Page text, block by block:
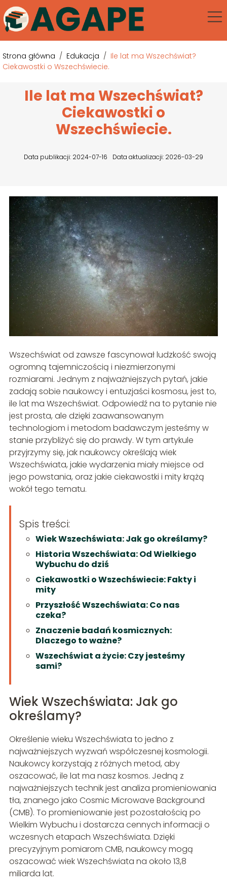
Strona główna / Edukacja / Ile lat ma Wszechświat?
Ciekawostki o Wszechświecie.
Ile lat ma Wszechświat?
Ciekawostki o
Wszechświecie.
Data publikacji: 2024-07-16 Data aktualizacji: 2026-03-29
Wszechświat od zawsze fascynował ludzkość swoją
ogromną tajemniczością i niezmierzonymi
rozmiarami. Jednym z najważniejszych pytań, jakie
zadają sobie naukowcy i entuzjaści kosmosu, jest to,
ile lat ma Wszechświat. Odpowiedź na to pytanie nie
jest prosta, ale dzięki zaawansowanym
technologiom i metodom badawczym jesteśmy w
stanie przybliżyć się do prawdy. W tym artykule
przyjrzymy się, jak naukowcy określają wiek
Wszechświata, jakie wydarzenia miały miejsce od
jego powstania, oraz jakie ciekawostki i mity krążą
wokół tego tematu.
Spis treści:
Wiek Wszechświata: Jak go określamy?
Historia Wszechświata: Od Wielkiego
Wybuchu do dziś
Ciekawostki o Wszechświecie: Fakty i
mity
Przyszłość Wszechświata: Co nas
czeka?
Znaczenie badań kosmicznych:
Dlaczego to ważne?
Wszechświat a życie: Czy jesteśmy
sami?
Wiek Wszechświata: Jak go
określamy?
Określenie wieku Wszechświata to jedno z
najważniejszych wyzwań współczesnej kosmologii.
Naukowcy korzystają z różnych metod, aby
oszacować, ile lat ma nasz kosmos. Jedną z
najważniejszych technik jest analiza promieniowania
tła, znanego jako Cosmic Microwave Background
(CMB). To promieniowanie jest pozostałością po
Wielkim Wybuchu i dostarcza cennych informacji o
wczesnych etapach Wszechświata. Dzięki
precyzyjnym pomiarom CMB, naukowcy mogą
oszacować wiek Wszechświata na około 13,8
miliarda lat.